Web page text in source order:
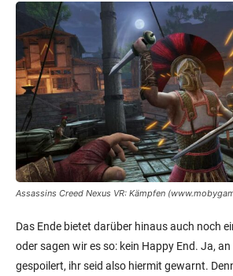
Assassins Creed Nexus VR: Kämpfen
Das Ende bietet darüber hinaus auch noch
oder sagen wir es so: kein Happy End. Ja, an
gespoilert, ihr seid also hiermit gewarnt.